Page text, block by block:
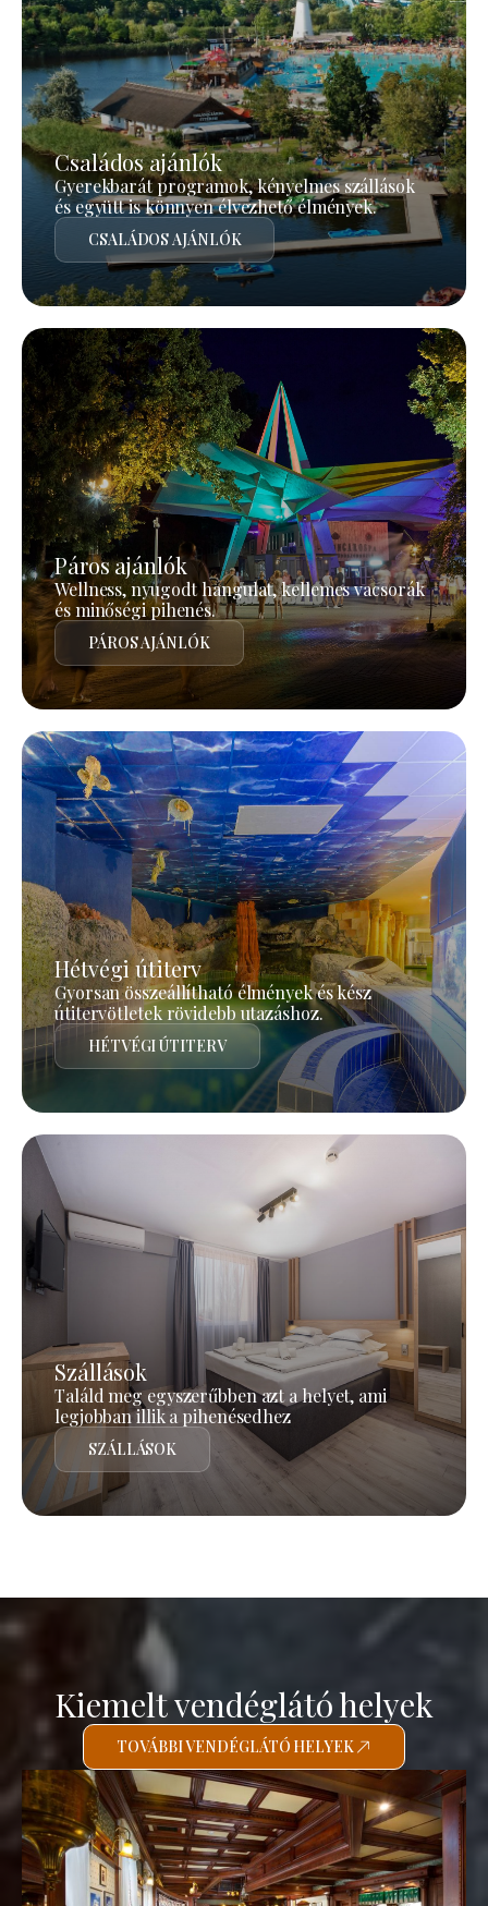
Családos ajánlók
Gyerekbarát programok, kényelmes szállások
és együtt is könnyen élvezhető élmények.
CSALÁDOS AJÁNLÓK
Páros ajánlók
Wellness, nyugodt hangulat, kellemes vacsorák
és minőségi pihenés.
PÁROS AJÁNLÓK
Hétvégi útiterv
Gyorsan összeállítható élmények és kész
útitervötletek rövidebb utazáshoz.
HÉTVÉGI ÚTITERV
Szállások
Találd meg egyszerűbben azt a helyet, ami
legjobban illik a pihenésedhez
SZÁLLÁSOK
Kiemelt vendéglátó helyek
TOVÁBBI VENDÉGLÁTÓ HELYEK